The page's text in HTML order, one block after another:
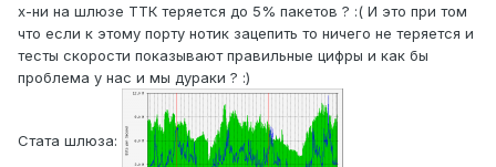
х-ни на шлюзе ТТК теряется до 5% пакетов ? :( И это при том
что если к этому порту нотик зацепить то ничего не теряется и
тесты скорости показывают правильные цифры и как бы
проблема у нас и мы дураки ? :)
Стата шлюза: